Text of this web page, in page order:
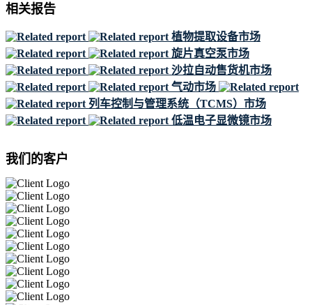
相关报告
植物提取设备市场
旋片真空泵市场
沙拉自动售货机市场
气动市场
列车控制与管理系统（TCMS）市场
低温电子显微镜市场
我们的客户